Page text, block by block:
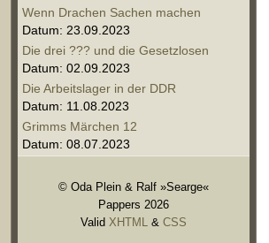
Wenn Drachen Sachen machen
Datum: 23.09.2023
Die drei ??? und die Gesetzlosen
Datum: 02.09.2023
Die Arbeitslager in der DDR
Datum: 11.08.2023
Grimms Märchen 12
Datum: 08.07.2023
© Oda Plein & Ralf »Searge«
Pappers 2026
Valid XHTML & CSS